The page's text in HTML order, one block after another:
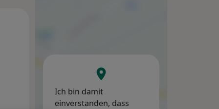
Ich bin damit
einverstanden, dass